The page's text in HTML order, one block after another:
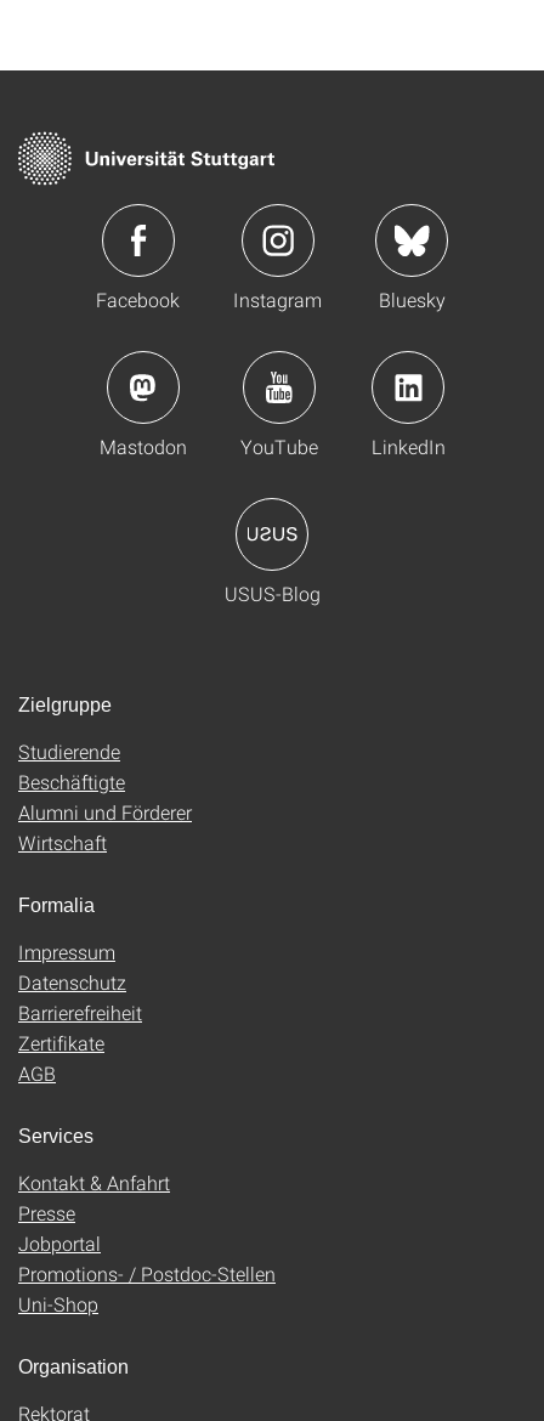
Facebook Instagram Bluesky
Mastodon YouTube LinkedIn
USUS-Blog
Zielgruppe
Studierende
Beschäftigte
Alumni und Förderer
Wirtschaft
Formalia
Impressum
Datenschutz
Barrierefreiheit
Zertifikate
AGB
Services
Kontakt & Anfahrt
Presse
Jobportal
Promotions- / Postdoc-Stellen
Uni-Shop
Organisation
Rektorat